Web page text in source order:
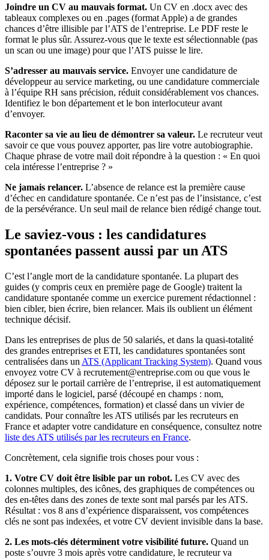
Joindre un CV au mauvais format. Un CV en .docx avec des
tableaux complexes ou en .pages (format Apple) a de grandes
chances d’être illisible par l’ATS de l’entreprise. Le PDF reste le
format le plus sûr. Assurez-vous que le texte est sélectionnable (pas
un scan ou une image) pour que l’ATS puisse le lire.
S’adresser au mauvais service. Envoyer une candidature de
développeur au service marketing, ou une candidature commerciale
à l’équipe RH sans précision, réduit considérablement vos chances.
Identifiez le bon département et le bon interlocuteur avant
d’envoyer.
Raconter sa vie au lieu de démontrer sa valeur. Le recruteur veut
savoir ce que vous pouvez apporter, pas lire votre autobiographie.
Chaque phrase de votre mail doit répondre à la question : « En quoi
cela intéresse l’entreprise ? »
Ne jamais relancer. L’absence de relance est la première cause
d’échec en candidature spontanée. Ce n’est pas de l’insistance, c’est
de la persévérance. Un seul mail de relance bien rédigé change tout.
Le saviez-vous : les candidatures
spontanées passent aussi par un ATS
C’est l’angle mort de la candidature spontanée. La plupart des
guides (y compris ceux en première page de Google) traitent la
candidature spontanée comme un exercice purement rédactionnel :
bien cibler, bien écrire, bien relancer. Mais ils oublient un élément
technique décisif.
Dans les entreprises de plus de 50 salariés, et dans la quasi-totalité
des grandes entreprises et ETI, les candidatures spontanées sont
centralisées dans un ATS (Applicant Tracking System). Quand vous
envoyez votre CV à recrutement@entreprise.com ou que vous le
déposez sur le portail carrière de l’entreprise, il est automatiquement
importé dans le logiciel, parsé (découpé en champs : nom,
expérience, compétences, formation) et classé dans un vivier de
candidats. Pour connaître les ATS utilisés par les recruteurs en
France et adapter votre candidature en conséquence, consultez notre
liste des ATS utilisés par les recruteurs en France.
Concrètement, cela signifie trois choses pour vous :
1. Votre CV doit être lisible par un robot. Les CV avec des
colonnes multiples, des icônes, des graphiques de compétences ou
des en-têtes dans des zones de texte sont mal parsés par les ATS.
Résultat : vos 8 ans d’expérience disparaissent, vos compétences
clés ne sont pas indexées, et votre CV devient invisible dans la base.
2. Les mots-clés déterminent votre visibilité future. Quand un
poste s’ouvre 3 mois après votre candidature, le recruteur va